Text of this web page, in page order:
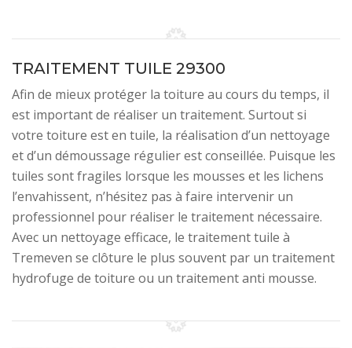
TRAITEMENT TUILE 29300
Afin de mieux protéger la toiture au cours du temps, il
est important de réaliser un traitement. Surtout si
votre toiture est en tuile, la réalisation d’un nettoyage
et d’un démoussage régulier est conseillée. Puisque les
tuiles sont fragiles lorsque les mousses et les lichens
l’envahissent, n’hésitez pas à faire intervenir un
professionnel pour réaliser le traitement nécessaire.
Avec un nettoyage efficace, le traitement tuile à
Tremeven se clôture le plus souvent par un traitement
hydrofuge de toiture ou un traitement anti mousse.